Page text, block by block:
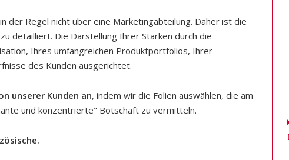
der Regel nicht über eine Marketingabteilung. Daher ist die
detailliert. Die Darstellung Ihrer Stärken durch die
Ihres umfangreichen Produktportfolios, Ihrer
des Kunden ausgerichtet.
unserer Kunden an, indem wir die Folien auswählen, die am
und konzentrierte" Botschaft zu vermitteln.